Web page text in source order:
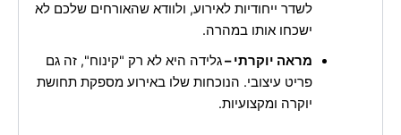
לשדר ייחודיות לאירוע, ולוודא שהאורחים שלכם לא
ישכחו אותו במהרה.
מראה יוקרתי –גלידה היא לא רק "קינוח", זה גם
פריט עיצובי. הנוכחות שלו באירוע מספקת תחושת
יוקרה ומקצועיות.